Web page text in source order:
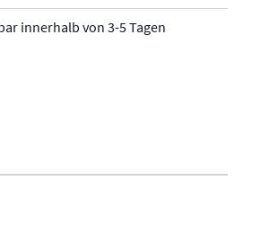
innerhalb von 3-5 Tagen